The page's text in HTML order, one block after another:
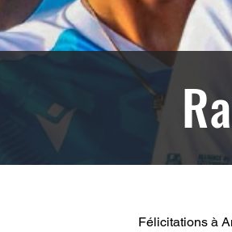
Félicitations à